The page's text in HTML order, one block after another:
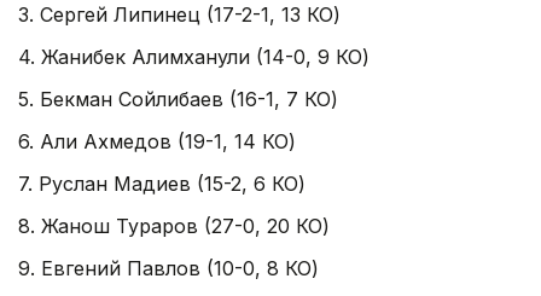
3. Сергей Липинец (17-2-1, 13 КО)
4. Жанибек Алимханули (14-0, 9 КО)
5. Бекман Сойлибаев (16-1, 7 КО)
6. Али Ахмедов (19-1, 14 КО)
7. Руслан Мадиев (15-2, 6 КО)
8. Жанқош Тураров (27-0, 20 КО)
9. Евгений Павлов (10-0, 8 КО)